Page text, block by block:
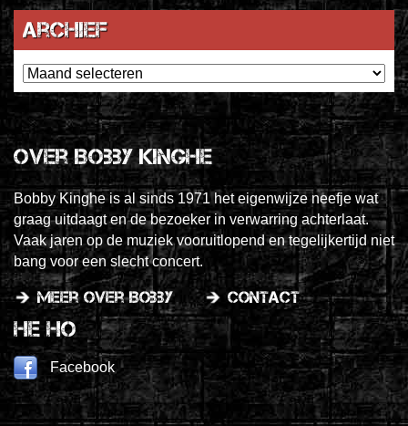
Archief
Archief
Over Bobby Kinghe
Bobby Kinghe is al sinds 1971 het eigenwijze neefje wat
graag uitdaagt en de bezoeker in verwarring achterlaat.
Vaak jaren op de muziek vooruitlopend en tegelijkertijd niet
bang voor een slecht concert.
meer over Bobby contact
He Ho
Facebook